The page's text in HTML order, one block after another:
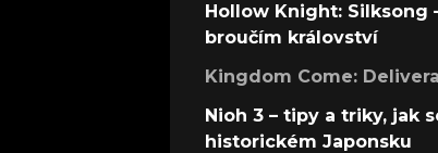
Hollow Knight:
broučím království
Kingdom Come:
Nioh 3 – tipy a triky, jak
historickém Japonsku